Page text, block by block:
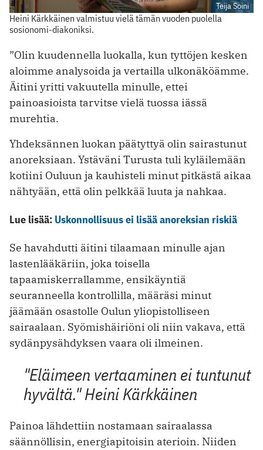
Teija Soini
Heini Kärkkäinen valmistuu vielä tämän vuoden puolella
sosionomi-diakoniksi.
”Olin kuudennella luokalla, kun tyttöjen kesken
aloimme analysoida ja vertailla ulkonäköämme.
Äitini yritti vakuutella minulle, ettei
painoasioista tarvitse vielä tuossa iässä
murehtia.
Yhdeksännen luokan päätyttyä olin sairastunut
anoreksiaan. Ystäväni Turusta tuli kyläilemään
kotiini Ouluun ja kauhisteli minut pitkästä aikaa
nähtyään, että olin pelkkää luuta ja nahkaa.
Lue lisää: Uskonnollisuus ei lisää anoreksian riskiä
Se havahdutti äitini tilaamaan minulle ajan
lastenlääkäriin, joka toisella
tapaamiskerrallamme, ensikäyntiä
seuranneella kontrollilla, määräsi minut
jäämään osastolle Oulun yliopistolliseen
sairaalaan. Syömishäiriöni oli niin vakava, että
sydänpysähdyksen vaara oli ilmeinen.
"Eläimeen vertaaminen ei tuntunut
hyvältä." Heini Kärkkäinen
Painoa lähdettiin nostamaan sairaalassa
säännöllisin, energiapitoisin aterioin. Niiden